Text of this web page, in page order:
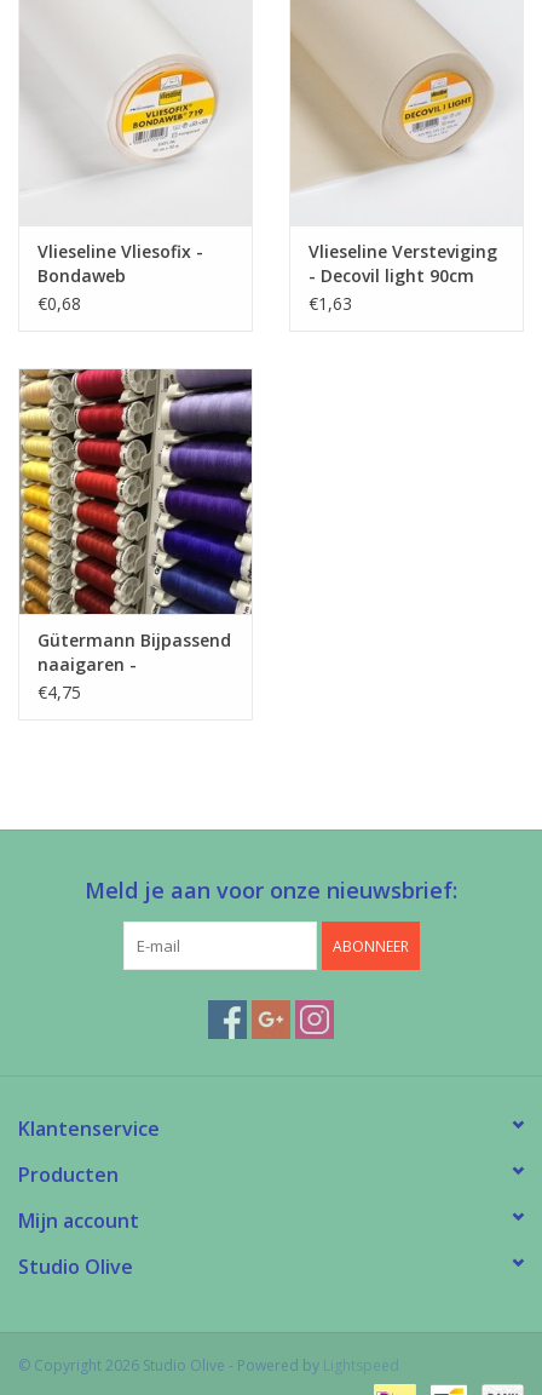
Vlieseline Vliesofix -
Bondaweb
€0,68
Vlieseline Versteviging
- Decovil light 90cm
€1,63
Gütermann Bijpassend
naaigaren -
Allesnaaigaren 200m
€4,75
Meld je aan voor onze nieuwsbrief:
ABONNEER
Klantenservice
Producten
Mijn account
Studio Olive
© Copyright 2026 Studio Olive - Powered by Lightspeed